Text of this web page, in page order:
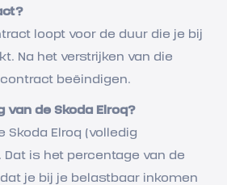
loopt voor de duur die je bij
Na het verstrijken van die
beëindigen.
van de Skoda Elroq?
Skoda Elroq (volledig
Dat is het percentage van de
je bij je belastbaar inkomen